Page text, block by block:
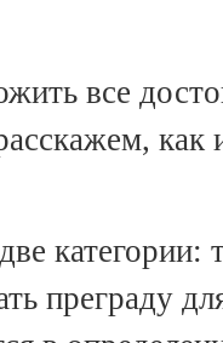
все
как
преграду